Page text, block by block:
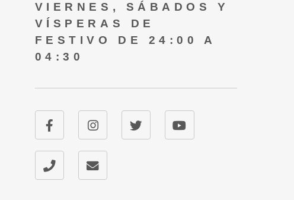
VIERNES, SÁBADOS Y
VÍSPERAS DE
FESTIVO DE 24:00 A
04:30